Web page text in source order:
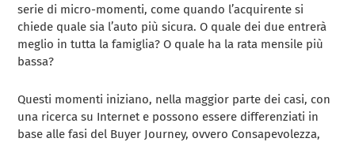
serie di micro-momenti, come quando l’acquirente si
chiede quale sia l’auto più sicura. O quale dei due entrerà
meglio in tutta la famiglia? O quale ha la rata mensile più
bassa?
Questi momenti iniziano, nella maggior parte dei casi, con
una ricerca su Internet e possono essere differenziati in
base alle fasi del Buyer Journey, ovvero Consapevolezza,